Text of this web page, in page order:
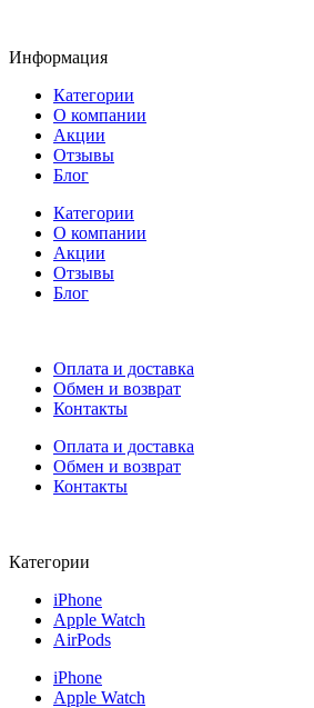
Информация
Категории
О компании
Акции
Отзывы
Блог
Категории
О компании
Акции
Отзывы
Блог
Оплата и доставка
Обмен и возврат
Контакты
Оплата и доставка
Обмен и возврат
Контакты
Категории
iPhone
Apple Watch
AirPods
iPhone
Apple Watch